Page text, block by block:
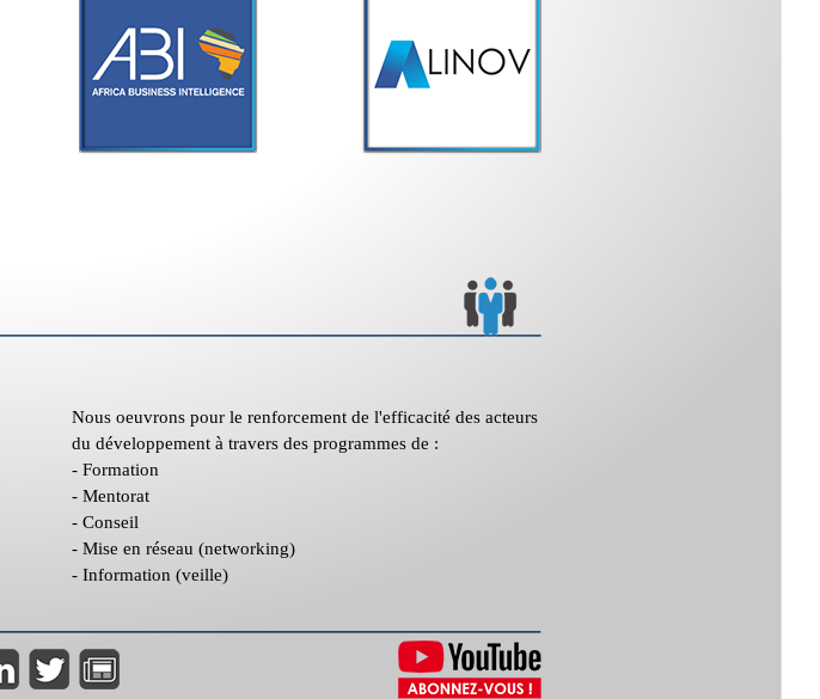
Nous oeuvrons pour le renforcement de l'efficacité des acteurs
du développement à travers des programmes de :
- Formation
- Mentorat
- Conseil
- Mise en réseau (networking)
- Information (veille)